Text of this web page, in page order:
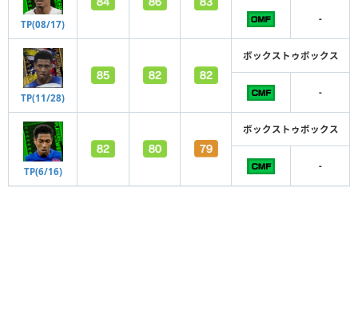
TP(08/17) -
TP(11/28)
ボックストゥボックス
-
TP(6/16)
ボックストゥボックス
-